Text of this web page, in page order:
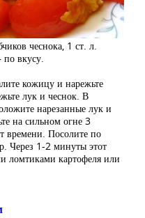
чеснока, 1 ст. л.
по вкусу.
кожицу и нарежьте
лук и чеснок. В
нарезанные лук и
на сильном огне 3
времени. Посолите по
Через 1-2 минуты этот
ломтиками картофеля или